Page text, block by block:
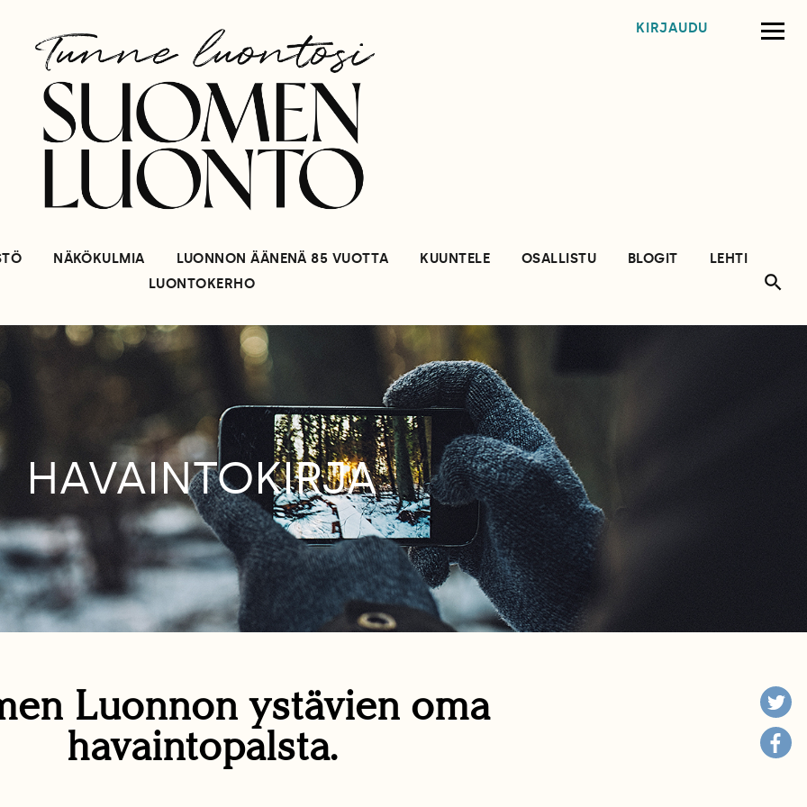
KIRJAUDU
NÄKÖKULMIA LUONNON ÄÄNENÄ 85 VUOTTA KUUNTELE OSALLISTU BLOGIT
LEHTI
LUONTOKERHO
HAVAINTOKIRJA
Luonnon ystävien oma
havaintopalsta.